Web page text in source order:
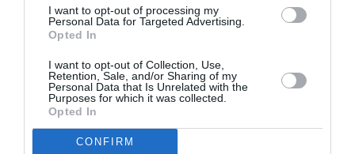
I want to opt-out of processing my
Personal Data for Targeted Advertising.
Opted In
I want to opt-out of Collection, Use,
Retention, Sale, and/or Sharing of my
Personal Data that Is Unrelated with the
Purposes for which it was collected.
Opted In
CONFIRM
DERNIERS COMMENTAIRES